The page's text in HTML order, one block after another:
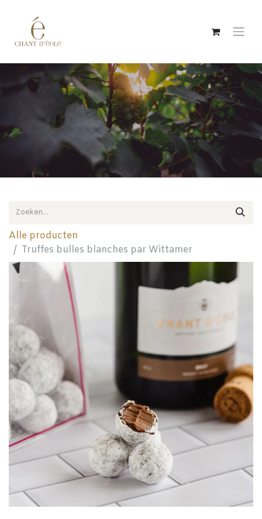
Alle producten
Truffes bulles blanches par Wittamer